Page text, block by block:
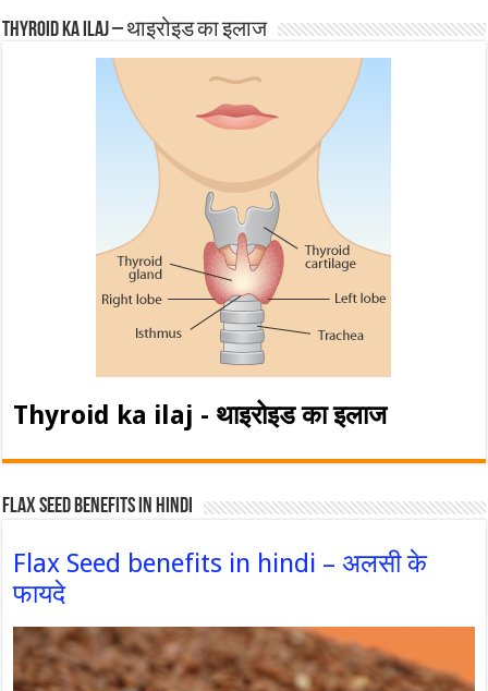
Thyroid ka ilaj – थाइरोइड का इलाज
Thyroid ka ilaj - थाइरोइड का इलाज
Flax Seed Benefits in hindi
Flax Seed benefits in hindi – अलसी के
फायदे